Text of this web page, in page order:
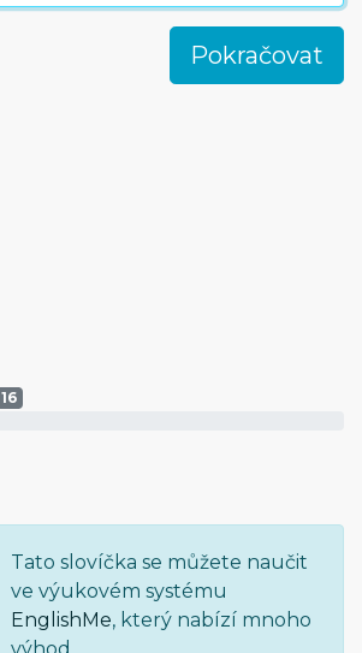
16
Tato slovíčka se můžete naučit
ve výukovém systému
EnglishMe, který nabízí mnoho